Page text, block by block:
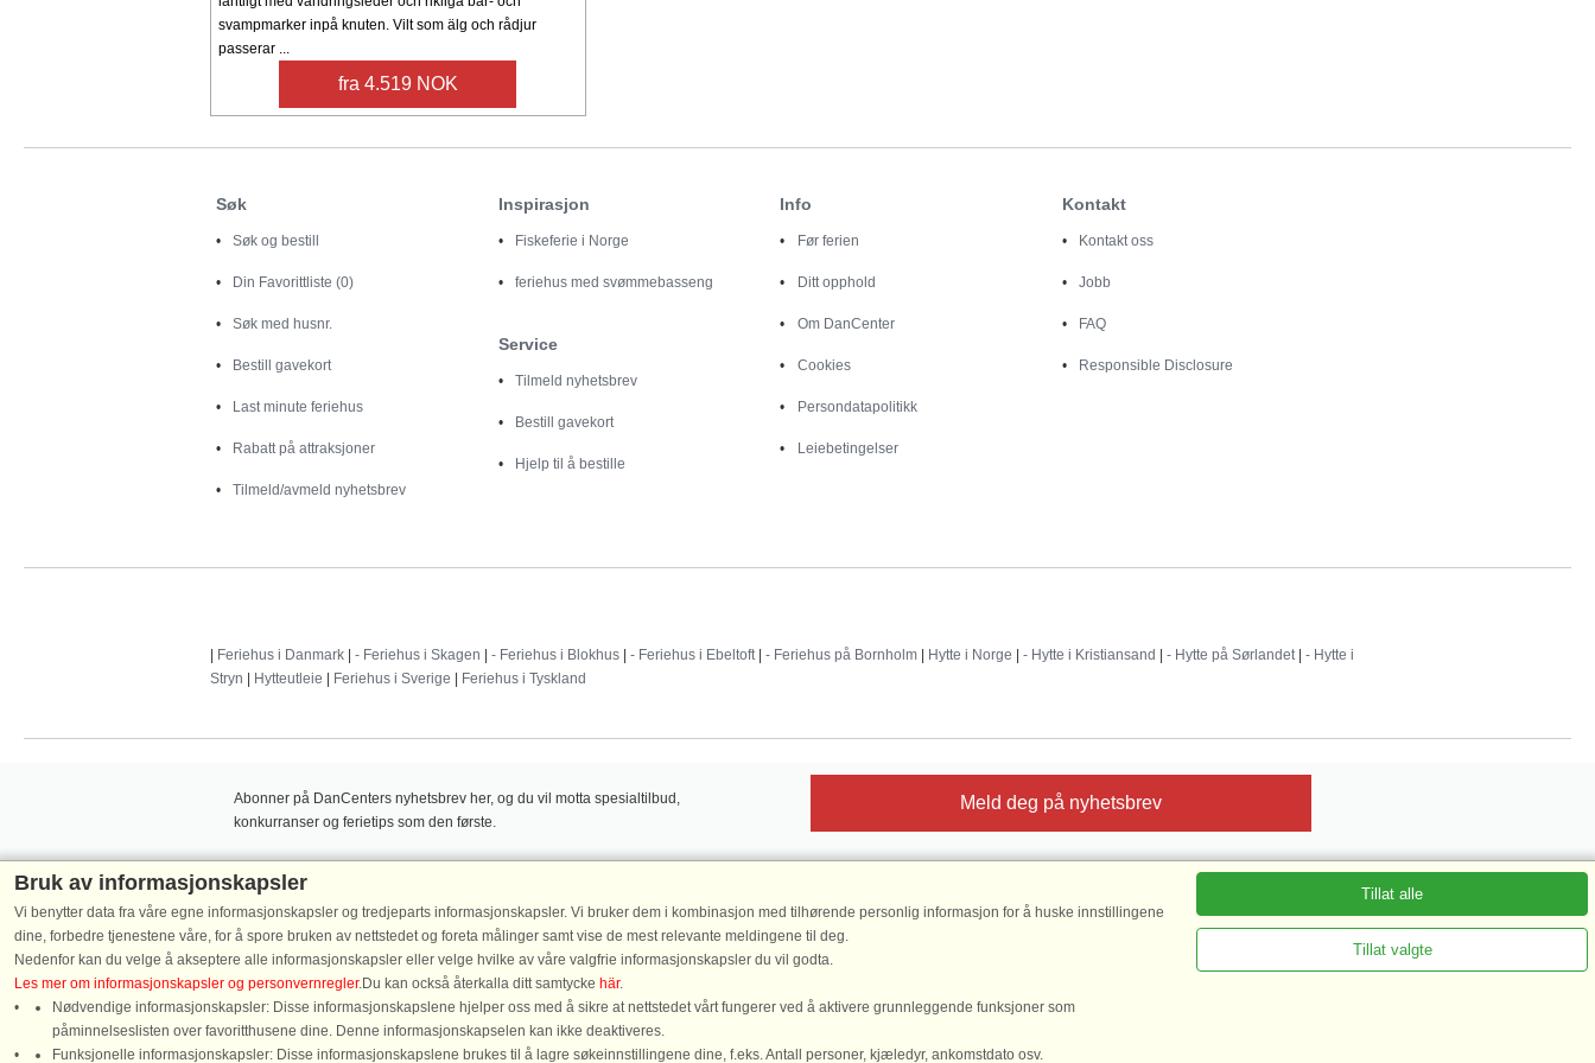
svampmarker inpå knuten. Vilt som älg och rådjur
passerar ...
fra 4.519 NOK
Søk
Søk og bestill
Din Favorittliste (0)
Søk med husnr.
Bestill gavekort
Last minute feriehus
Rabatt på attraksjoner
Tilmeld/avmeld nyhetsbrev
Inspirasjon
Fiskeferie i Norge
feriehus med svømmebasseng
Service
Tilmeld nyhetsbrev
Bestill gavekort
Hjelp til å bestille
Info
Før ferien
Ditt opphold
Om DanCenter
Cookies
Persondatapolitikk
Leiebetingelser
Kontakt
Kontakt oss
Jobb
FAQ
Responsible Disclosure
| Feriehus i Danmark | - Feriehus i Skagen | - Feriehus i Blokhus | - Feriehus i Ebeltoft | - Feriehus på Bornholm | Hytte i Norge | - Hytte i Kristiansand | - Hytte på Sørlandet | - Hytte i
Stryn | Hytteutleie | Feriehus i Sverige | Feriehus i Tyskland
Abonner på DanCenters nyhetsbrev her, og du vil motta spesialtilbud,
konkurranser og ferietips som den første.
Meld deg på nyhetsbrev
Følg oss på:
DanCenter vurdering| 4,1 av 5, basert på mer enn 135.870 gjestevurderinger|
DanCenter A/S - Kronprinsensgade 3, 2. - 1114 København K - Danmark
Bruk av informasjonskapsler
Vi benytter data fra våre egne informasjonskapsler og tredjeparts informasjonskapsler. Vi bruker dem i kombinasjon med tilhørende personlig informasjon for å huske innstillingene
dine, forbedre tjenestene våre, for å spore bruken av nettstedet og foreta målinger samt vise de mest relevante meldingene til deg.
Nedenfor kan du velge å akseptere alle informasjonskapsler eller velge hvilke av våre valgfrie informasjonskapsler du vil godta.
Les mer om informasjonskapsler og personvernregler.Du kan också återkalla ditt samtycke här.
Nødvendige informasjonskapsler: Disse informasjonskapslene hjelper oss med å sikre at nettstedet vårt fungerer ved å aktivere grunnleggende funksjoner som
påminnelseslisten over favoritthusene dine. Denne informasjonskapselen kan ikke deaktiveres.
Funksjonelle informasjonskapsler: Disse informasjonskapslene brukes til å lagre søkeinnstillingene dine, f.eks. Antall personer, kjæledyr, ankomstdato osv.
Tillat alle
Tillat valgte